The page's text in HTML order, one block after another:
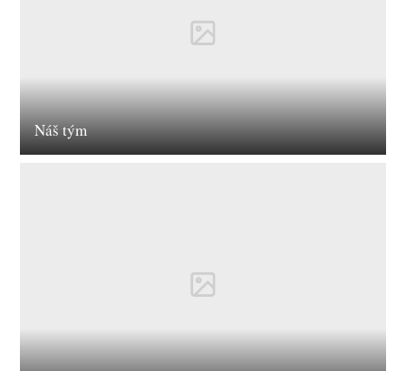
Náš tým